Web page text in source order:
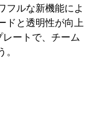
フルな新機能によ
ドと透明性が向上
ートで、チーム